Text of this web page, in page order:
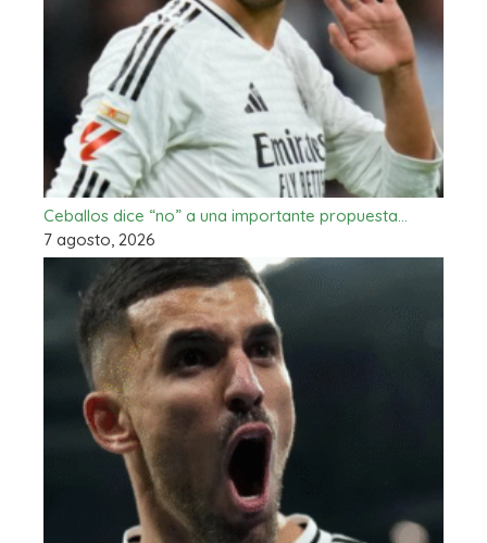
Ceballos dice “no” a una importante propuesta…
7 agosto, 2026